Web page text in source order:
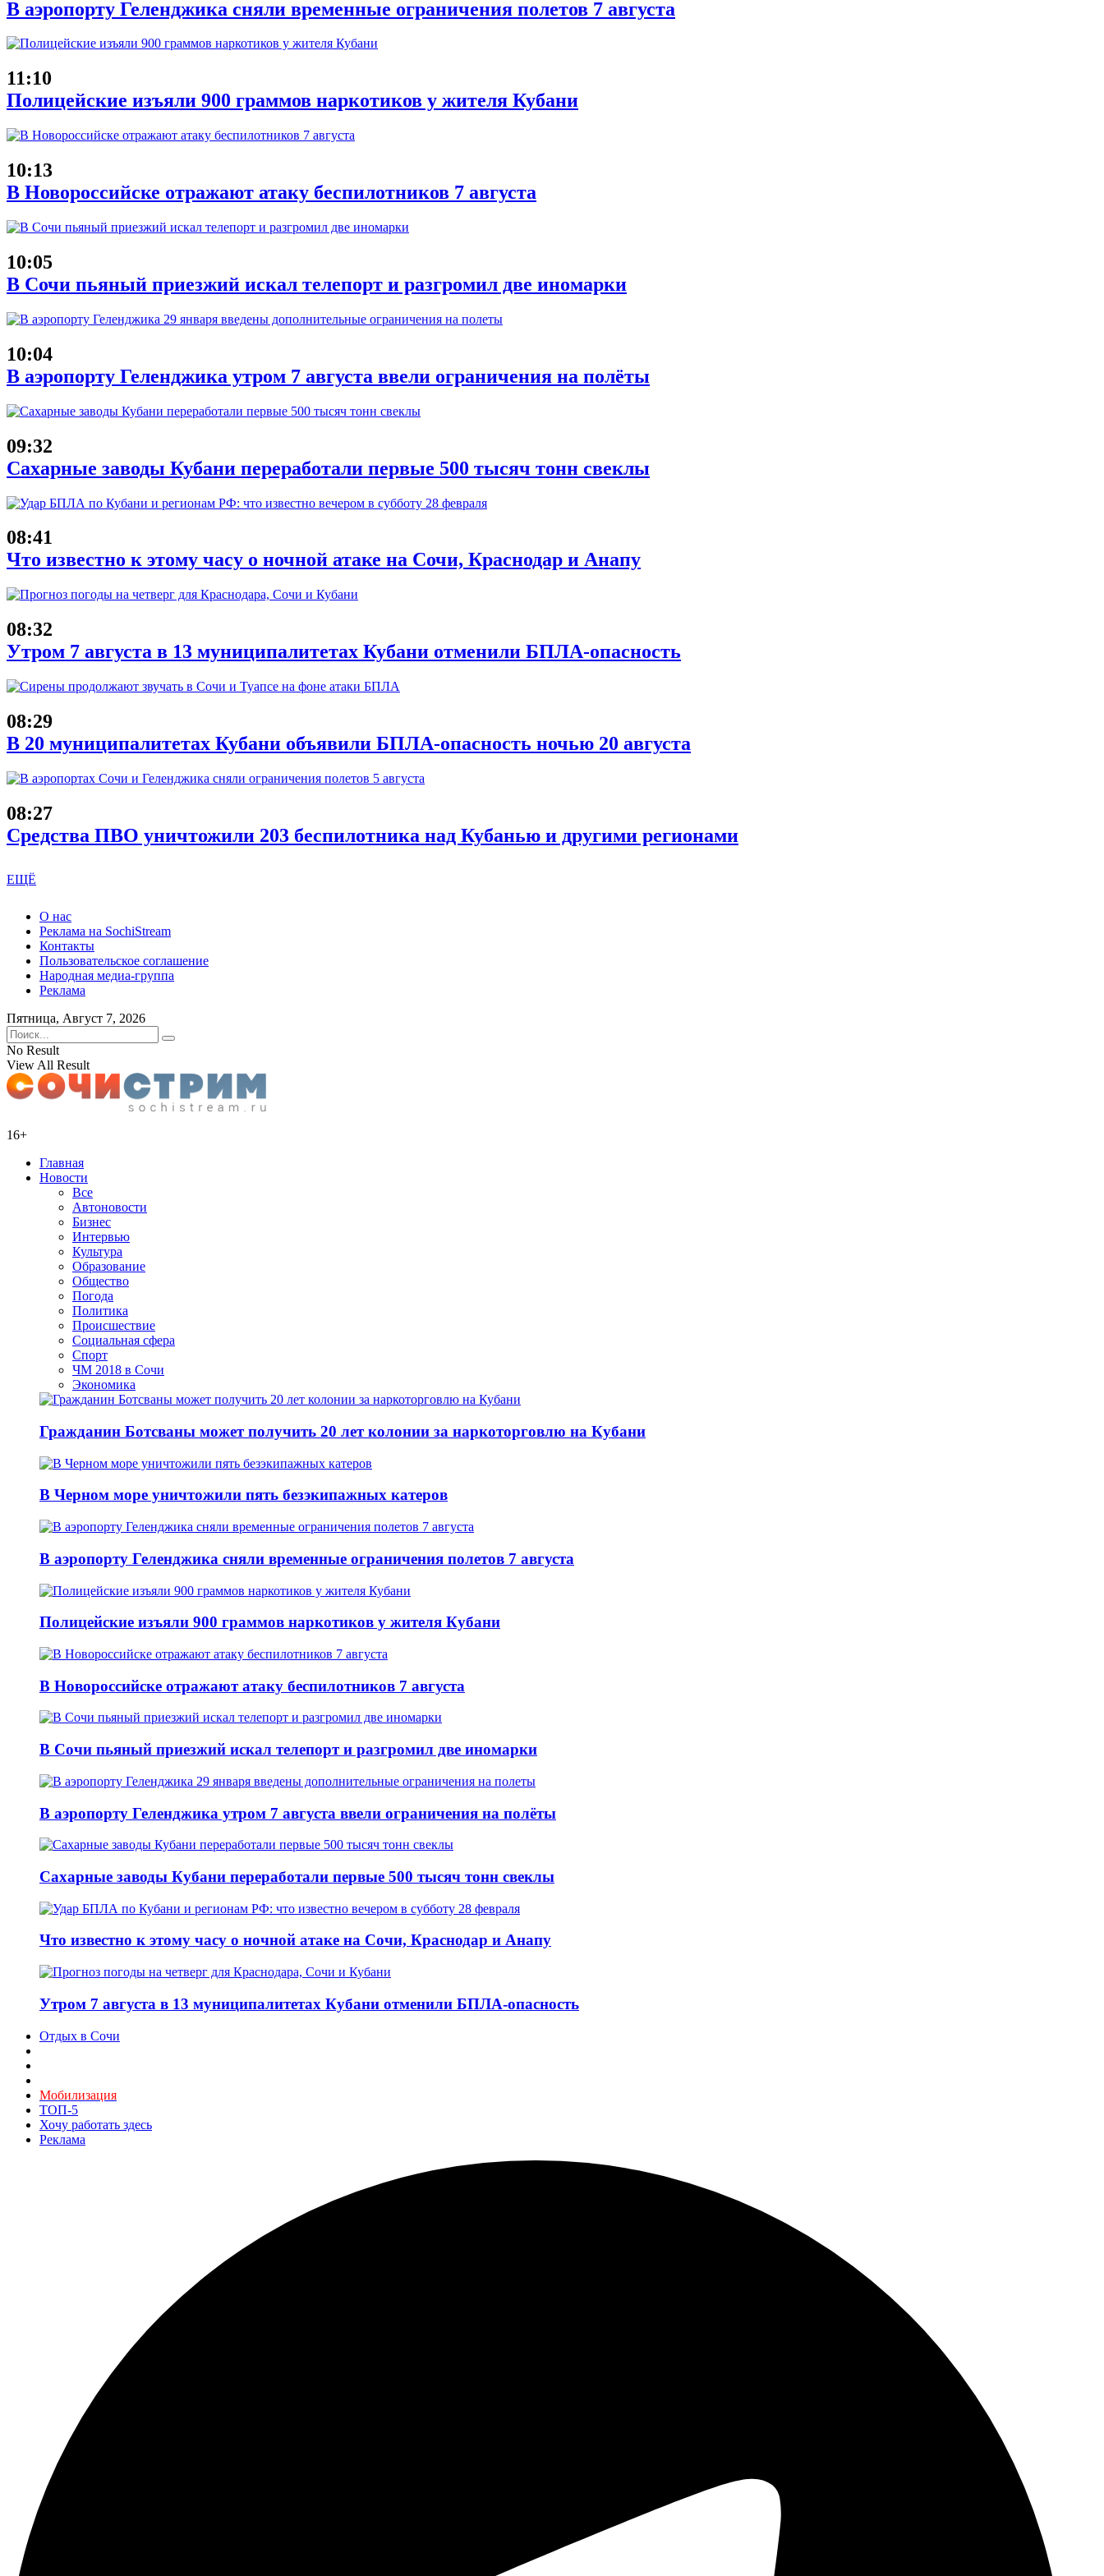
В аэропорту Геленджика сняли временные ограничения полетов 7 августа
11:10
Полицейские изъяли 900 граммов наркотиков у жителя Кубани
10:13
В Новороссийске отражают атаку беспилотников 7 августа
10:05
В Сочи пьяный приезжий искал телепорт и разгромил две иномарки
10:04
В аэропорту Геленджика утром 7 августа ввели ограничения на полёты
09:32
Сахарные заводы Кубани переработали первые 500 тысяч тонн свеклы
08:41
Что известно к этому часу о ночной атаке на Сочи, Краснодар и Анапу
08:32
Утром 7 августа в 13 муниципалитетах Кубани отменили БПЛА-опасность
08:29
В 20 муниципалитетах Кубани объявили БПЛА-опасность ночью 20 августа
08:27
Средства ПВО уничтожили 203 беспилотника над Кубанью и другими регионами
ЕЩЁ
О нас
Реклама на SochiStream
Контакты
Пользовательское соглашение
Народная медиа-группа
Реклама
Пятница, Август 7, 2026
No Result
View All Result
16+
Главная
Новости
Все
Автоновости
Бизнес
Интервью
Культура
Образование
Общество
Погода
Политика
Происшествие
Социальная сфера
Спорт
ЧМ 2018 в Сочи
Экономика
Гражданин Ботсваны может получить 20 лет колонии за наркоторговлю на Кубани
В Черном море уничтожили пять безэкипажных катеров
В аэропорту Геленджика сняли временные ограничения полетов 7 августа
Полицейские изъяли 900 граммов наркотиков у жителя Кубани
В Новороссийске отражают атаку беспилотников 7 августа
В Сочи пьяный приезжий искал телепорт и разгромил две иномарки
В аэропорту Геленджика утром 7 августа ввели ограничения на полёты
Сахарные заводы Кубани переработали первые 500 тысяч тонн свеклы
Что известно к этому часу о ночной атаке на Сочи, Краснодар и Анапу
Утром 7 августа в 13 муниципалитетах Кубани отменили БПЛА-опасность
Отдых в Сочи
Мобилизация
ТОП-5
Хочу работать здесь
Реклама